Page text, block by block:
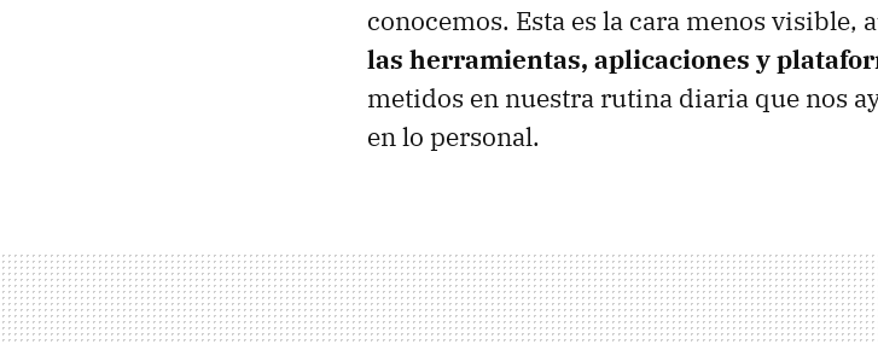
conocemos. Esta es la cara menos visible,
las herramientas, aplicaciones y
metidos en nuestra rutina diaria que nos
en lo personal.